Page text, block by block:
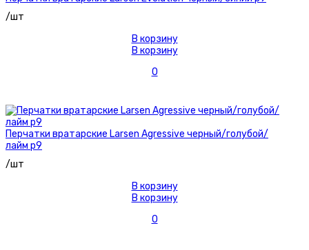
/шт
В корзину
В корзину
0
Перчатки вратарские Larsen Agressive черный/голубой/
лайм р9
/шт
В корзину
В корзину
0